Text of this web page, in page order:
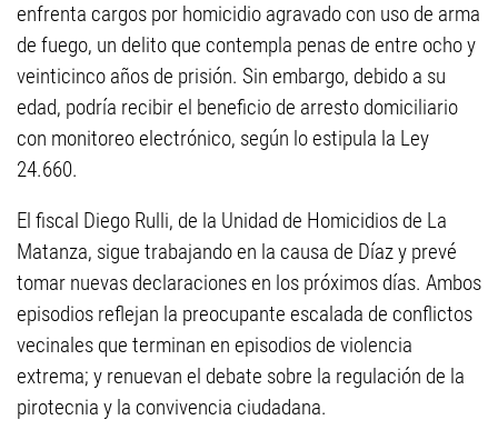
enfrenta cargos por homicidio agravado con uso de arma
de fuego, un delito que contempla penas de entre ocho y
veinticinco años de prisión. Sin embargo, debido a su
edad, podría recibir el beneficio de arresto domiciliario
con monitoreo electrónico, según lo estipula la Ley
24.660.
El fiscal Diego Rulli, de la Unidad de Homicidios de La
Matanza, sigue trabajando en la causa de Díaz y prevé
tomar nuevas declaraciones en los próximos días. Ambos
episodios reflejan la preocupante escalada de conflictos
vecinales que terminan en episodios de violencia
extrema; y renuevan el debate sobre la regulación de la
pirotecnia y la convivencia ciudadana.